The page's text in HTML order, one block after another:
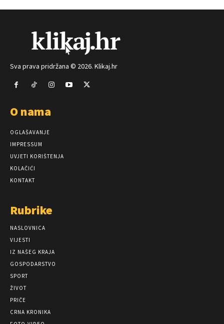
Sva prava pridržana © 2026. Klikaj.hr
O nama
OGLAŠAVANJE
IMPRESSUM
UVJETI KORIŠTENJA
KOLAČIĆI
KONTAKT
Rubrike
NASLOVNICA
VIJESTI
IZ NAŠEG KRAJA
GOSPODARSTVO
SPORT
ŽIVOT
PRIČE
CRNA KRONIKA